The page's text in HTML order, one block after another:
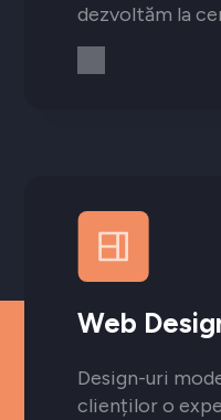
dezvoltăm la
Web
Design-uri
clienților o